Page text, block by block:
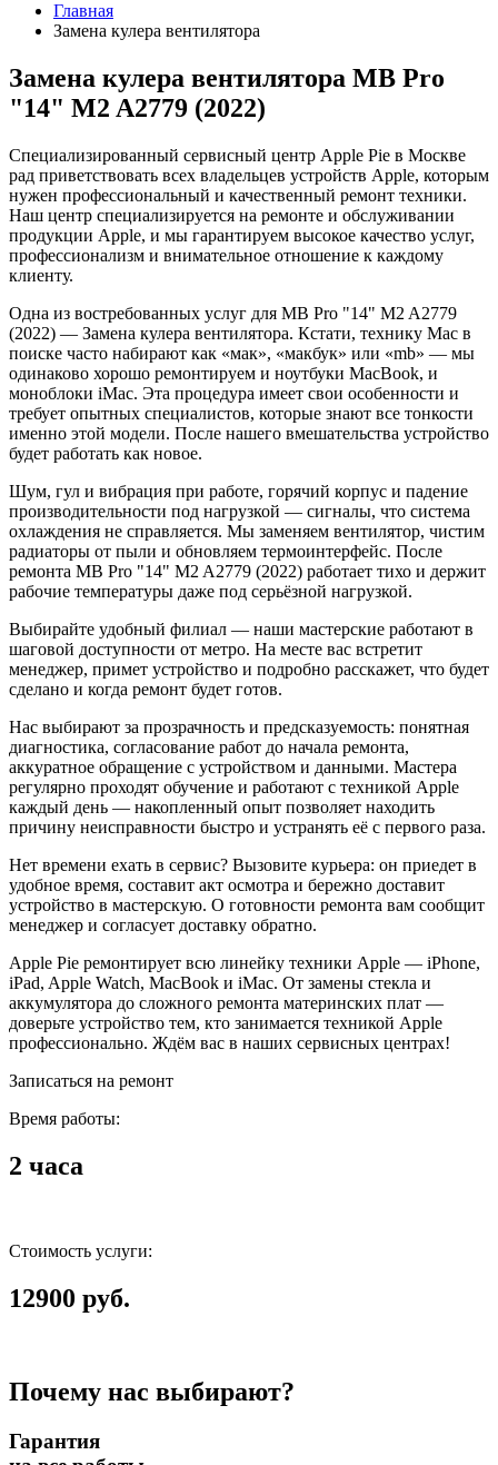
Главная
Замена кулера вентилятора
Замена кулера вентилятора MB Pro
"14" M2 A2779 (2022)
Специализированный сервисный центр Apple Pie в Москве
рад приветствовать всех владельцев устройств Apple, которым
нужен профессиональный и качественный ремонт техники.
Наш центр специализируется на ремонте и обслуживании
продукции Apple, и мы гарантируем высокое качество услуг,
профессионализм и внимательное отношение к каждому
клиенту.
Одна из востребованных услуг для MB Pro "14" M2 A2779
(2022) — Замена кулера вентилятора. Кстати, технику Mac в
поиске часто набирают как «мак», «макбук» или «mb» — мы
одинаково хорошо ремонтируем и ноутбуки MacBook, и
моноблоки iMac. Эта процедура имеет свои особенности и
требует опытных специалистов, которые знают все тонкости
именно этой модели. После нашего вмешательства устройство
будет работать как новое.
Шум, гул и вибрация при работе, горячий корпус и падение
производительности под нагрузкой — сигналы, что система
охлаждения не справляется. Мы заменяем вентилятор, чистим
радиаторы от пыли и обновляем термоинтерфейс. После
ремонта MB Pro "14" M2 A2779 (2022) работает тихо и держит
рабочие температуры даже под серьёзной нагрузкой.
Выбирайте удобный филиал — наши мастерские работают в
шаговой доступности от метро. На месте вас встретит
менеджер, примет устройство и подробно расскажет, что будет
сделано и когда ремонт будет готов.
Нас выбирают за прозрачность и предсказуемость: понятная
диагностика, согласование работ до начала ремонта,
аккуратное обращение с устройством и данными. Мастера
регулярно проходят обучение и работают с техникой Apple
каждый день — накопленный опыт позволяет находить
причину неисправности быстро и устранять её с первого раза.
Нет времени ехать в сервис? Вызовите курьера: он приедет в
удобное время, составит акт осмотра и бережно доставит
устройство в мастерскую. О готовности ремонта вам сообщит
менеджер и согласует доставку обратно.
Apple Pie ремонтирует всю линейку техники Apple — iPhone,
iPad, Apple Watch, MacBook и iMac. От замены стекла и
аккумулятора до сложного ремонта материнских плат —
доверьте устройство тем, кто занимается техникой Apple
профессионально. Ждём вас в наших сервисных центрах!
Записаться на ремонт
Время работы:
2 часа
Стоимость услуги:
12900 руб.
Почему нас выбирают?
Гарантия